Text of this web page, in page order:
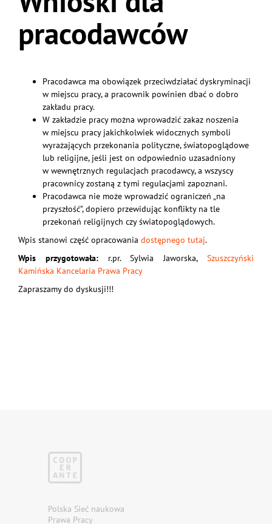
pracodawców
Pracodawca ma obowiązek przeciwdziałać dyskryminacji
w miejscu pracy, a pracownik powinien dbać o dobro
zakładu pracy.
W zakładzie pracy można wprowadzić zakaz noszenia
w miejscu pracy jakichkolwiek widocznych symboli
wyrażających przekonania polityczne, światopoglądowe
lub religijne, jeśli jest on odpowiednio uzasadniony
w wewnętrznych regulacjach pracodawcy, a wszyscy
pracownicy zostaną z tymi regulacjami zapoznani.
Pracodawca nie może wprowadzić ograniczeń „na
przyszłość”, dopiero przewidując konflikty na tle
przekonań religijnych czy światopoglądowych.
Wpis stanowi część opracowania dostępnego tutaj.
Wpis przygotowała: r.pr. Sylwia Jaworska,Szuszczyński
Kamińska Kancelaria Prawa Pracy
Zapraszamy do dyskusji!!!
Polska Sieć naukowa
Prawa Pracy